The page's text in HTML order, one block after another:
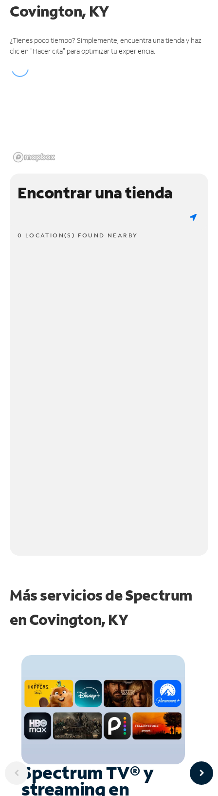
Covington, KY
¿Tienes poco tiempo? Simplemente, encuentra una tienda y haz
clic en "Hacer cita" para optimizar tu experiencia.
Encontrar una tienda
0 LOCATION(S) FOUND NEARBY
Más servicios de Spectrum
enCovington, KY
Spectrum TV® y
streaming en